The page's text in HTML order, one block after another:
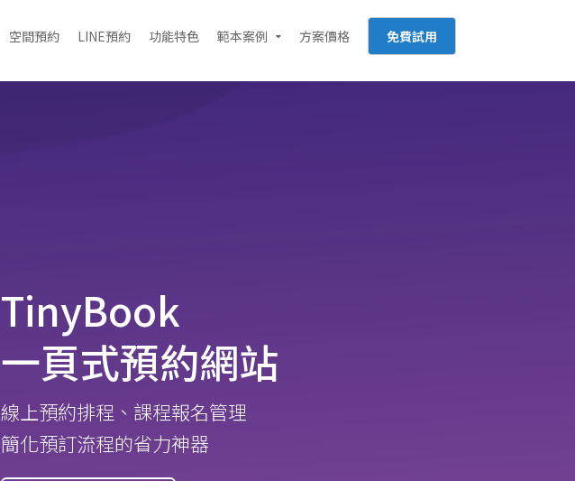
空間預約 LINE預約 功能特色 範本案例 方案價格 免費試用
TinyBook
一頁式預約網站
線上預約排程、課程報名管理
簡化預訂流程的省力神器